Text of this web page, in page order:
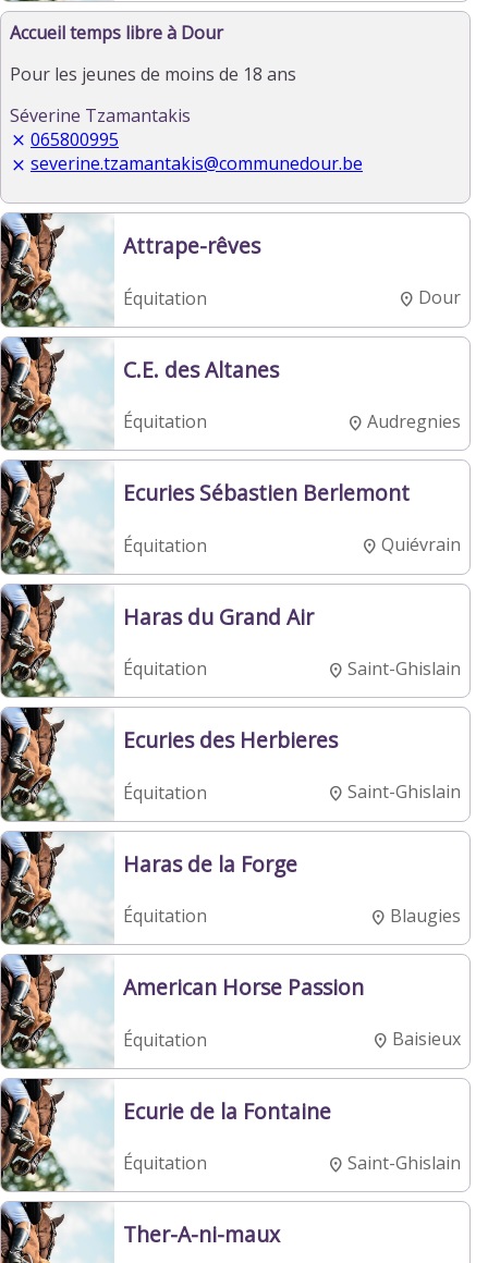
Accueil temps libre à Dour
Pour les jeunes de moins de 18 ans
Séverine Tzamantakis
065800995
severine.tzamantakis@communedour.be
Attrape-rêves
Équitation Dour
C.E. des Altanes
Équitation Audregnies
Ecuries Sébastien Berlemont
Équitation Quiévrain
Haras du Grand Air
Équitation Saint-Ghislain
Ecuries des Herbieres
Équitation Saint-Ghislain
Haras de la Forge
Équitation Blaugies
American Horse Passion
Équitation Baisieux
Ecurie de la Fontaine
Équitation Saint-Ghislain
Ther-A-ni-maux